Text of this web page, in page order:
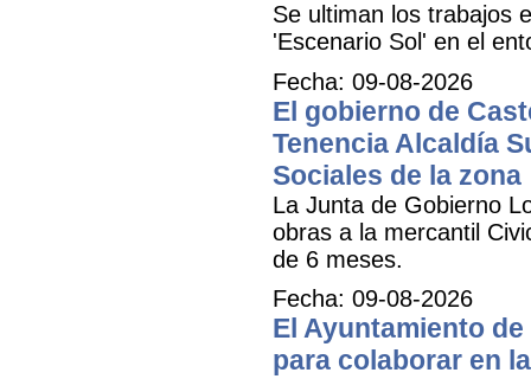
Se ultiman los trabajos
'Escenario Sol' en el
Fecha: 09-08-2026
El gobierno de
Tenencia Alcaldía
Sociales de la zona
La Junta de Gobierno
obras a la mercantil
de 6 meses.
Fecha: 09-08-2026
El Ayuntamiento
para colaborar en